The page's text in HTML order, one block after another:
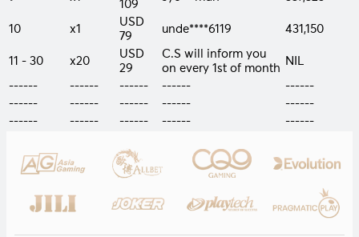
109
10 x1
USD
79
unde****6119 431,150
11 - 30 x20
USD
29
C.S will inform you
on every 1st of month
NIL
------ ------ ------ ------
------
------
------ ------ ------
------
------
------ ------ ------ ------